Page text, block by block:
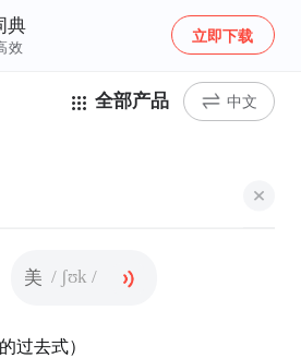
典
效
立即下载
全部产品 中文
美 / ʃʊk /
过去式）